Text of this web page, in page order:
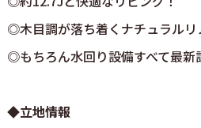
◎木目調が落ち着くナチュラルリ
◎もちろん水回り設備すべて最新
◆立地情報